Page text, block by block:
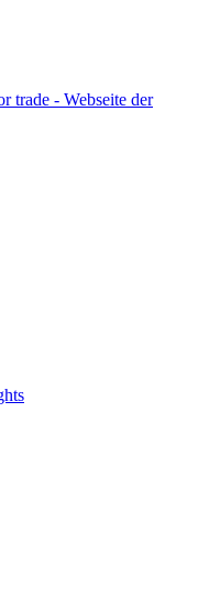
trade - Webseite der